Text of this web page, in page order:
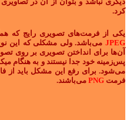
کرد.
یکی از فرمت‌های تصویری رایج که
JPEG می‌باشد. ولی مشکلی که این
آن‌ها برای انداختن تصویری بر روی
پس‌زمینه خود جدا نیستند و به هنگام
می‌شود. برای رفع این مشکل باید از
فرمت PNG می‌باشند.